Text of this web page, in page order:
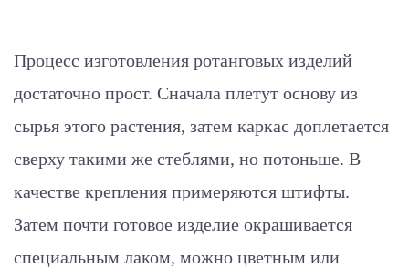
Процесс изготовления ротанговых изделий
достаточно прост. Сначала плетут основу из
сырья этого растения, затем каркас доплетается
сверху такими же стеблями, но потоньше. В
качестве крепления примеряются штифты.
Затем почти готовое изделие окрашивается
специальным лаком, можно цветным или